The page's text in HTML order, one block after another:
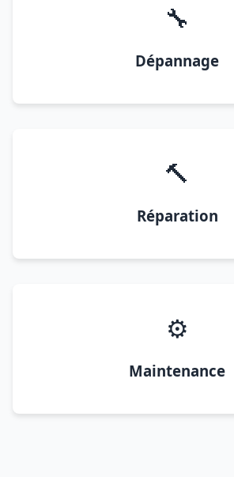
🔧
Dépannage
🔨
Réparation
⚙️
Maintenance